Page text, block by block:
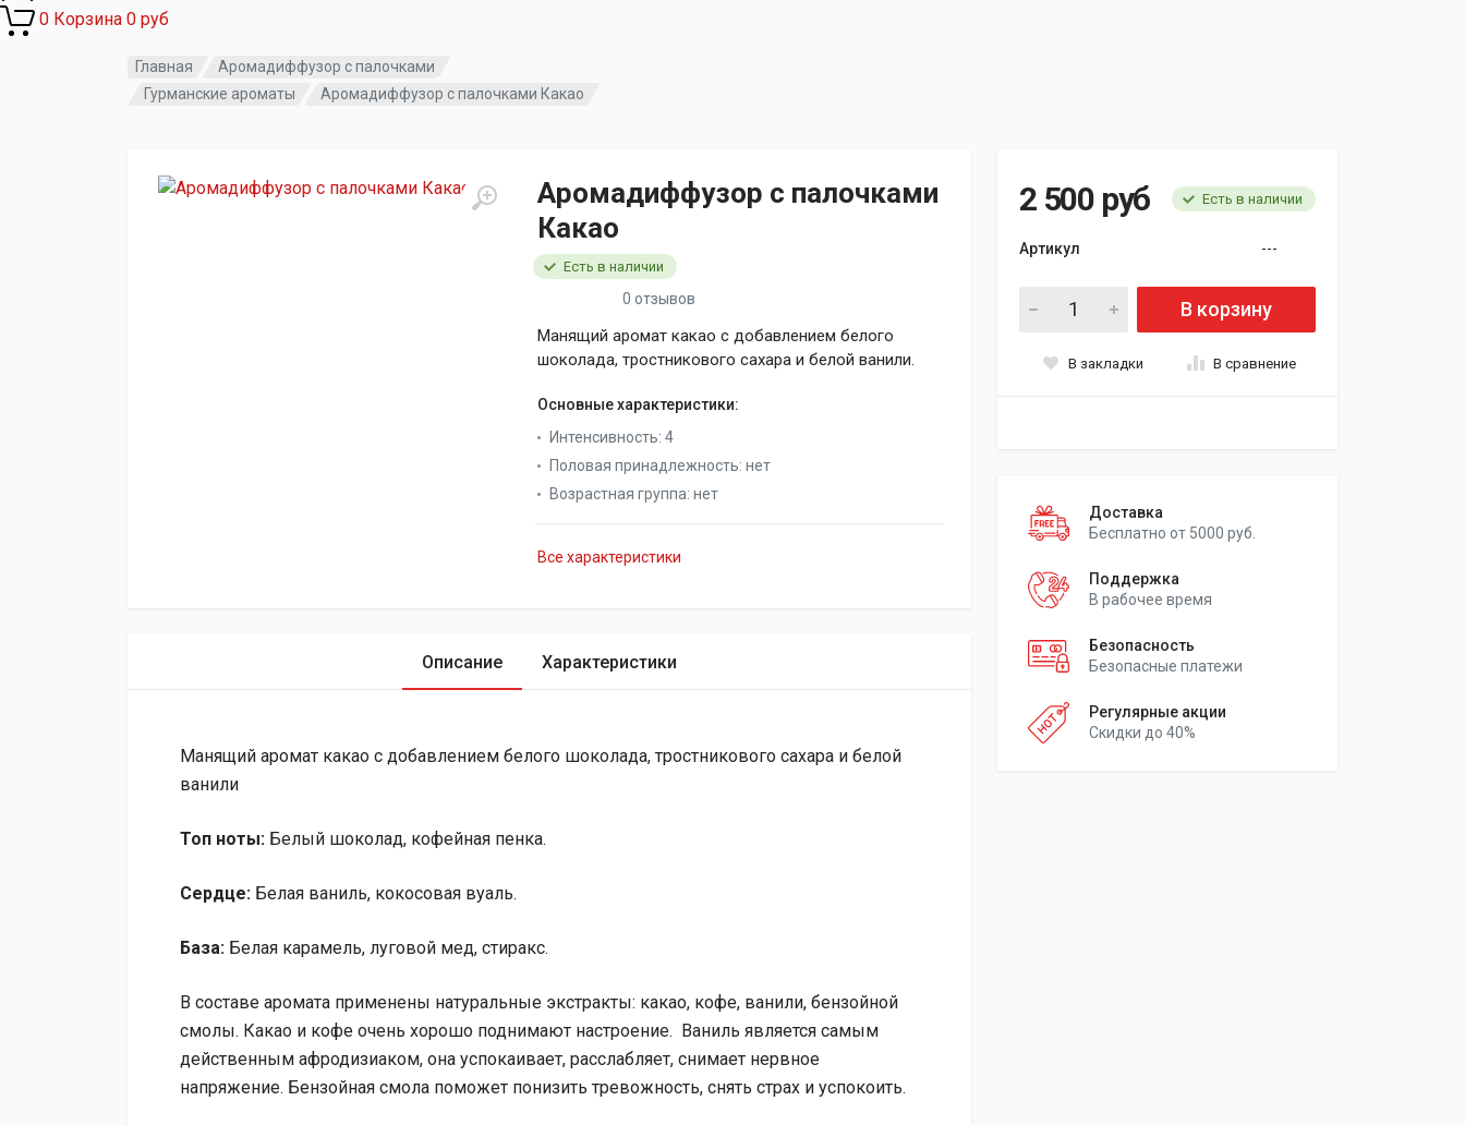
0 Корзина 0 руб
Главная
Аромадиффузор с палочками
Гурманские ароматы
Аромадиффузор с палочками Какао
Аромадиффузор с палочками
Какао
0 отзывов
Есть в наличии
Манящий аромат какао с добавлением белого
шоколада, тростникового сахара и белой ванили.
Основные характеристики:
Интенсивность: 4
Половая принадлежность: нет
Возрастная группа: нет
Все характеристики
2 500 руб Есть в наличии
Артикул ---
В корзину
В закладки В сравнение
Доставка
Бесплатно от 5000 руб.
Поддержка
В рабочее время
Безопасность
Безопасные платежи
Регулярные акции
Скидки до 40%
Описание Характеристики
Манящий аромат какао с добавлением белого шоколада, тростникового сахара и белой
ванили
Топ ноты: Белый шоколад, кофейная пенка.
Сердце: Белая ваниль, кокосовая вуаль.
База: Белая карамель, луговой мед, стиракс.
В составе аромата применены натуральные экстракты: какао, кофе, ванили, бензойной
смолы. Какао и кофе очень хорошо поднимают настроение. Ваниль является самым
действенным афродизиаком, она успокаивает, расслабляет, снимает нервное
напряжение. Бензойная смола поможет понизить тревожность, снять страх и успокоить.